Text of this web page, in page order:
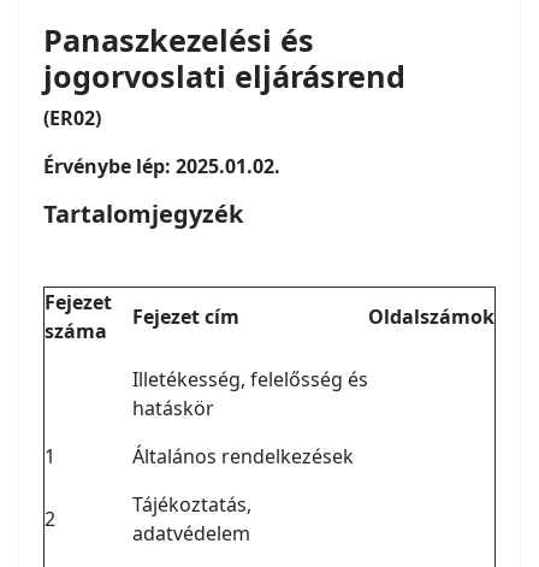
Panaszkezelési és
jogorvoslati eljárásrend
(ER02)
Érvénybe lép: 2025.01.02.
Tartalomjegyzék
Fejezet
száma
Fejezet cím Oldalszámok
Illetékesség, felelősség és
hatáskör
1
Általános rendelkezések
2
Tájékoztatás,
adatvédelem